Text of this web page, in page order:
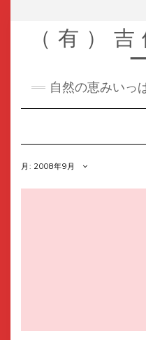
（有）
自然の恵みいっ
月: 2008年9月